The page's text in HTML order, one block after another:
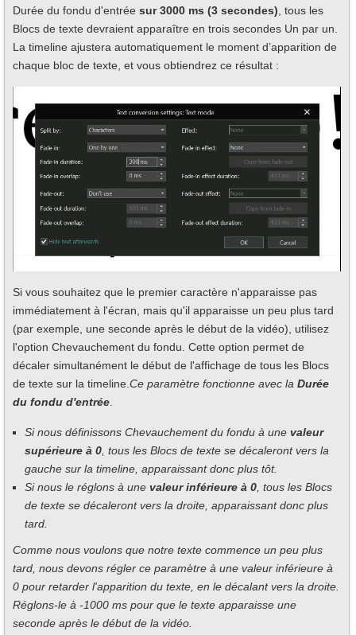
Durée du fondu d'entrée sur 3000 ms (3 secondes), tous les
Blocs de texte devraient apparaître en trois secondes Un par un.
La timeline ajustera automatiquement le moment d’apparition de
chaque bloc de texte, et vous obtiendrez ce résultat :
Si vous souhaitez que le premier caractère n'apparaisse pas
immédiatement à l'écran, mais qu'il apparaisse un peu plus tard
(par exemple, une seconde après le début de la vidéo), utilisez
l'option Chevauchement du fondu. Cette option permet de
décaler simultanément le début de l'affichage de tous les Blocs
de texte sur la timeline.Ce paramètre fonctionne avec la Durée
du fondu d'entrée.
Si nous définissons Chevauchement du fondu à une valeur
supérieure à 0, tous les Blocs de texte se décaleront vers la
gauche sur la timeline, apparaissant donc plus tôt.
Si nous le réglons à une valeur inférieure à 0, tous les Blocs
de texte se décaleront vers la droite, apparaissant donc plus
tard.
Comme nous voulons que notre texte commence un peu plus
tard, nous devons régler ce paramètre à une valeur inférieure à
0 pour retarder l'apparition du texte, en le décalant vers la droite.
Réglons-le à -1000 ms pour que le texte apparaisse une
seconde après le début de la vidéo.